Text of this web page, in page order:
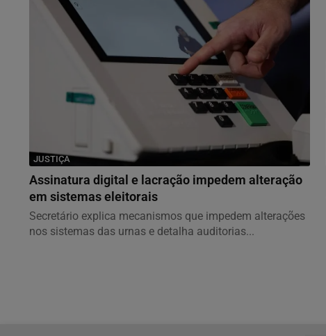
JUSTIÇA
Assinatura digital e lacração impedem alteração
em sistemas eleitorais
Secretário explica mecanismos que impedem alterações
nos sistemas das urnas e detalha auditorias...